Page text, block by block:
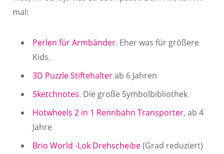
mal:
Perlen für Armbänder. Eher was für größere
Kids.
3D Puzzle Stiftehalterab 6 Jahren
Sketchnotes. Die große Symbolbibliothek
Hotwheels 2 in 1 Rennbahn Transporter, ab 4
Jahre
Brio World -Lok Drehscheibe(Grad reduziert)